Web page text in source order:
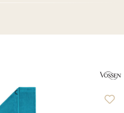
von 4.46 von 5 Sternen